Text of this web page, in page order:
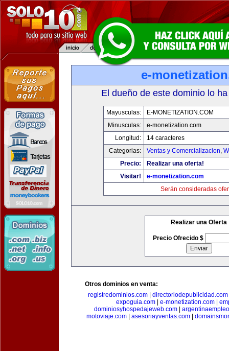
e-
El dueño de este dominio lo
Mayusculas:
E-MONETIZATION.COM
Minusculas:
e-monetization.com
Longitud:
14 caracteres
Categorias:
Ventas y Comercializacion,
Precio:
Realizar una oferta!
Visitar!
e-monetization.com
Serán consideradas
Realizar una Oferta
Precio Ofrecido $
Otros dominios en venta:
registredominios.com| directoriodepublicidad.com
expoguia.com| e-monetization.com|
dominiosyhospedajeweb.com
motoviaje.com
asesoriayventas.com